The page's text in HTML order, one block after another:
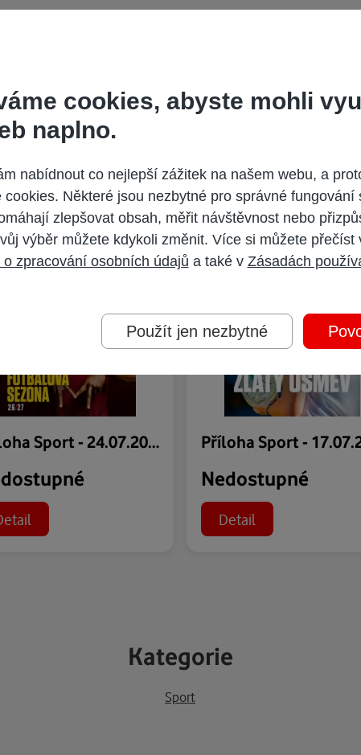
a.s. jako pravidelná páteční příloha deníku Sport. Obsahuje
týden.
Další vydání
Příloha Sport - 24.07.2026
Nedostupné
Detail
Kategorie
Sport
cookies, abyste mohli
naplno.
nabídnout co nejlepší zážitek na našem webu, a
cookies. Některé jsou nezbytné pro správné fungování
zlepšovat obsah, měřit návštěvnost nebo
výběr můžete kdykoli změnit. Více si můžete přečíst
o zpracování osobních údajů a také v Zásadách
Použít jen nezbytné